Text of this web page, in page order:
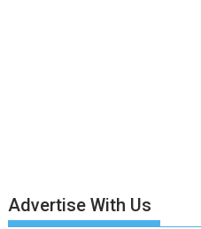
Advertise With Us